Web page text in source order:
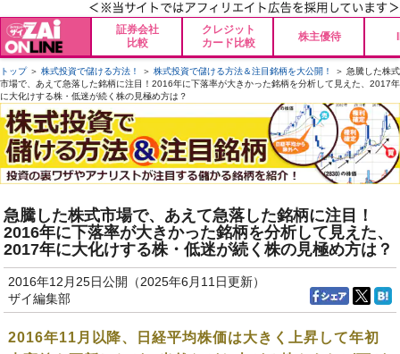
証券会社
比較
クレジット
カード比較
株主優待
トップ＞ 株式投資で儲ける方法！ ＞ 株式投資で儲ける方法＆注目銘柄を大公開！
＞ 急騰した株式
市場で、あえて急落した銘柄に注目！2016年に下落率が大きかった銘柄を分析して見えた、2017年
に大化けする株・低迷が続く株の見極め方は？
急騰した株式市場で、あえて急落した銘柄に注目！
2016年に下落率が大きかった銘柄を分析して見えた、
2017年に大化けする株・低迷が続く株の見極め方は？
2016年12月25日公開（2025年6月11日更新）
ザイ編集部
2016年11月以降、日経平均株価は大きく上昇して年初